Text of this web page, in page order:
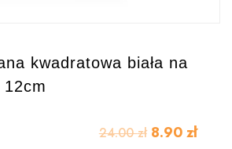
kwadratowa biała na
12cm
24.00zł 8.90 zł